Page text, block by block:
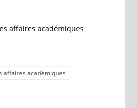
affaires académiques
affaires académiques